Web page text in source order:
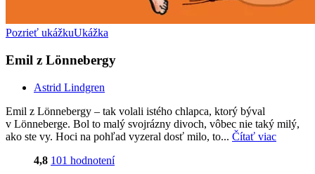
Pozrieť ukážkuUkážka
Emil z Lönnebergy
Astrid Lindgren
Emil z Lönnebergy – tak volali istého chlapca, ktorý býval
v Lönneberge. Bol to malý svojrázny divoch, vôbec nie taký milý,
ako ste vy. Hoci na pohľad vyzeral dosť milo, to... Čítať viac
4,8 101 hodnotení